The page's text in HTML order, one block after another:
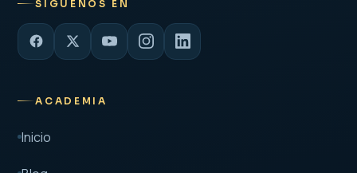
SÍGUENOS EN
ACADEMIA
Inicio